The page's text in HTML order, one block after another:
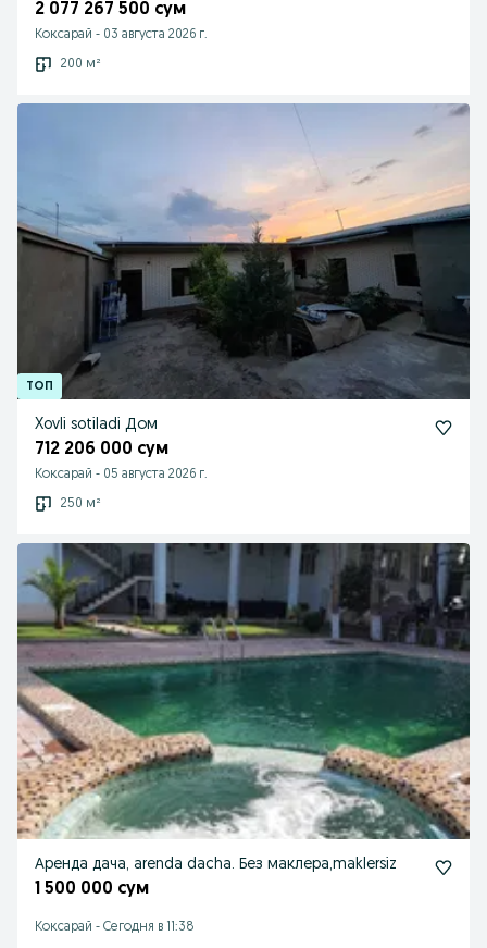
2 077 267 500 сум
Коксарай - 03 августа 2026 г.
200 м²
Xovli sotiladi Дом
712 206 000 сум
Коксарай - 05 августа 2026 г.
250 м²
Аренда дача, arenda dacha. Без маклера,maklersiz
1 500 000 сум
Коксарай - Сегодня в 11:38